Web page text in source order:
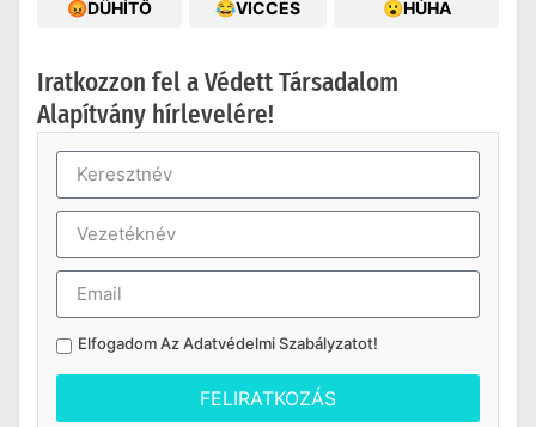
😡DÜHÍTŐ 😂VICCES 😮HÚHA
Iratkozzon fel a Védett Társadalom
Alapítvány hírlevelére!
Elfogadom AzAdatvédelmi Szabályzatot!
FELIRATKOZÁS